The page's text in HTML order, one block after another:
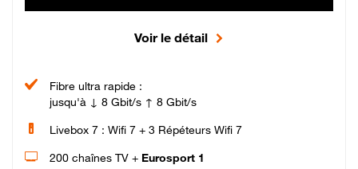
Voir le détail
Fibre ultra rapide :
jusqu'à ↓ 8 Gbit/s ↑ 8 Gbit/s
Livebox 7 : Wifi 7 + 3 Répéteurs Wifi 7
200 chaînes TV + Eurosport 1